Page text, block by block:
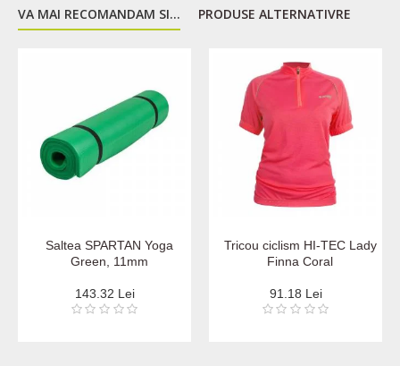
VA MAI RECOMANDAM SI... PRODUSE ALTERNATIVRE
Saltea SPARTAN Yoga
Green, 11mm
143.32 Lei
Tricou ciclism HI-TEC Lady
Finna Coral
91.18 Lei